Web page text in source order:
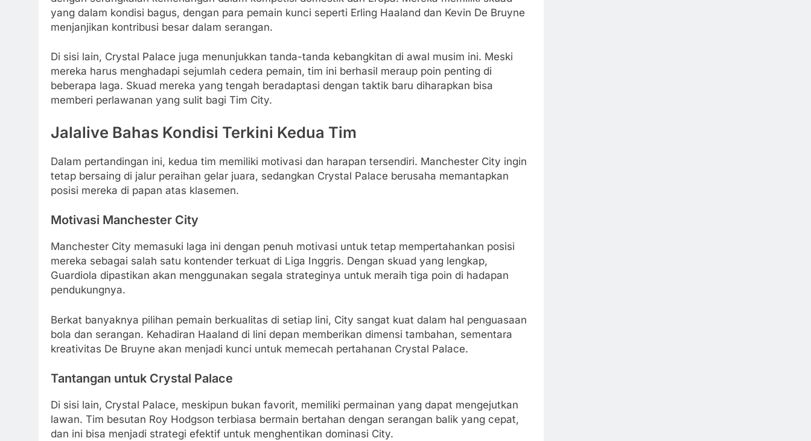
yang dalam kondisi bagus, dengan para pemain kunci seperti Erling Haaland dan Kevin De Bruyne
menjanjikan kontribusi besar dalam serangan.
Di sisi lain, Crystal Palace juga menunjukkan tanda-tanda kebangkitan di awal musim ini. Meski
mereka harus menghadapi sejumlah cedera pemain, tim ini berhasil meraup poin penting di
beberapa laga. Skuad mereka yang tengah beradaptasi dengan taktik baru diharapkan bisa
memberi perlawanan yang sulit bagi Tim City.
Jalalive Bahas Kondisi Terkini Kedua Tim
Dalam pertandingan ini, kedua tim memiliki motivasi dan harapan tersendiri. Manchester City ingin
tetap bersaing di jalur peraihan gelar juara, sedangkan Crystal Palace berusaha memantapkan
posisi mereka di papan atas klasemen.
Motivasi Manchester City
Manchester City memasuki laga ini dengan penuh motivasi untuk tetap mempertahankan posisi
mereka sebagai salah satu kontender terkuat di Liga Inggris. Dengan skuad yang lengkap,
Guardiola dipastikan akan menggunakan segala strateginya untuk meraih tiga poin di hadapan
pendukungnya.
Berkat banyaknya pilihan pemain berkualitas di setiap lini, City sangat kuat dalam hal penguasaan
bola dan serangan. Kehadiran Haaland di lini depan memberikan dimensi tambahan, sementara
kreativitas De Bruyne akan menjadi kunci untuk memecah pertahanan Crystal Palace.
Tantangan untuk Crystal Palace
Di sisi lain, Crystal Palace, meskipun bukan favorit, memiliki permainan yang dapat mengejutkan
lawan. Tim besutan Roy Hodgson terbiasa bermain bertahan dengan serangan balik yang cepat,
dan ini bisa menjadi strategi efektif untuk menghentikan dominasi City.